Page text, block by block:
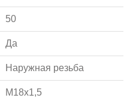
50
Да
Наружная резьба
M18х1,5